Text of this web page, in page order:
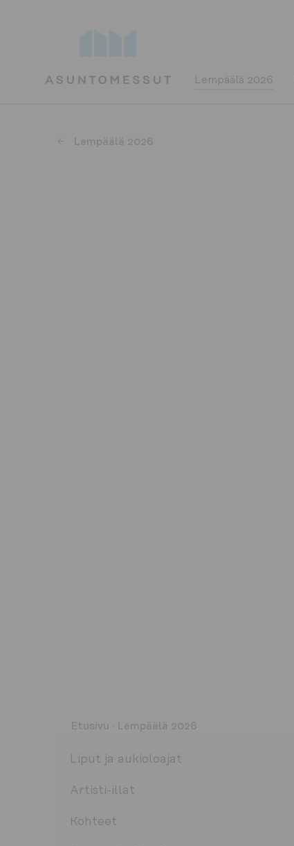
Lempäälä 2026
Lempäälä 2026
Etusivu · Lempäälä 2026
Liput ja aukioloajat
Artisti-illat
Kohteet